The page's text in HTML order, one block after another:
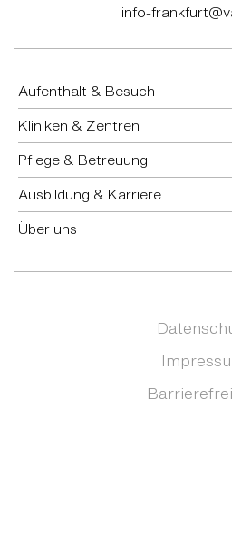
info-
Aufenthalt & Besuch
Kliniken & Zentren
Pflege & Betreuung
Ausbildung & Karriere
Über uns